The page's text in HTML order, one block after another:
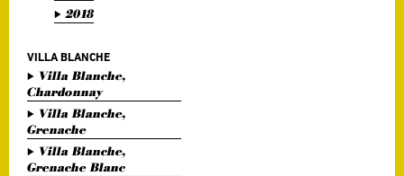
2018
VILLA BLANCHE
Villa Blanche,
Chardonnay
Villa Blanche,
Grenache
Villa Blanche,
Grenache Blanc